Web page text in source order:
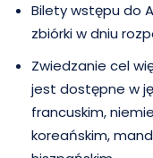
Bilety wstępu do
zbiórki w dniu
Zwiedzanie cel
jest dostępne w
francuskim,
koreańskim,